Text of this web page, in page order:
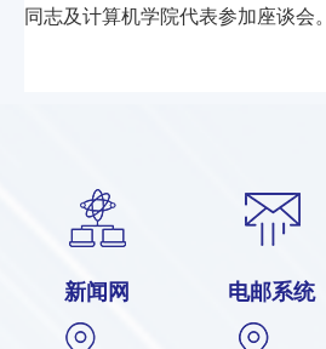
同志及计算机学院代表参加座谈会。
新闻网 电邮系统